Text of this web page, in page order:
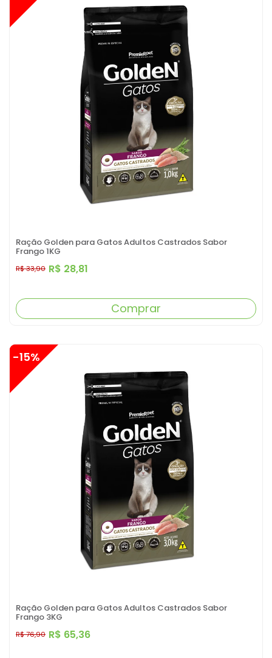
Ração Golden para Gatos Adultos Castrados Sabor
Frango 1KG
R$ 28,81
R$ 33,90
Comprar
Ração Golden para Gatos Adultos Castrados Sabor
Frango 3KG
R$ 65,36
R$ 76,90
-15%